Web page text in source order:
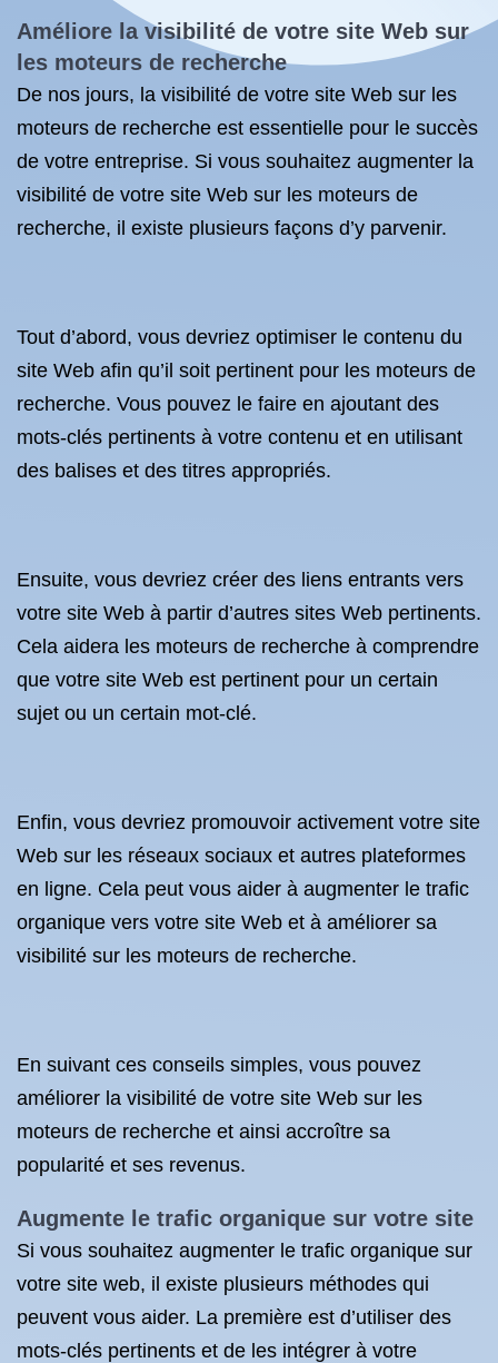
Améliore la visibilité de votre site Web sur
les moteurs de recherche
De nos jours, la visibilité de votre site Web sur les
moteurs de recherche est essentielle pour le succès
de votre entreprise. Si vous souhaitez augmenter la
visibilité de votre site Web sur les moteurs de
recherche, il existe plusieurs façons d’y parvenir.
Tout d’abord, vous devriez optimiser le contenu du
site Web afin qu’il soit pertinent pour les moteurs de
recherche. Vous pouvez le faire en ajoutant des
mots-clés pertinents à votre contenu et en utilisant
des balises et des titres appropriés.
Ensuite, vous devriez créer des liens entrants vers
votre site Web à partir d’autres sites Web pertinents.
Cela aidera les moteurs de recherche à comprendre
que votre site Web est pertinent pour un certain
sujet ou un certain mot-clé.
Enfin, vous devriez promouvoir activement votre site
Web sur les réseaux sociaux et autres plateformes
en ligne. Cela peut vous aider à augmenter le trafic
organique vers votre site Web et à améliorer sa
visibilité sur les moteurs de recherche.
En suivant ces conseils simples, vous pouvez
améliorer la visibilité de votre site Web sur les
moteurs de recherche et ainsi accroître sa
popularité et ses revenus.
Augmente le trafic organique sur votre site
Si vous souhaitez augmenter le trafic organique sur
votre site web, il existe plusieurs méthodes qui
peuvent vous aider. La première est d’utiliser des
mots-clés pertinents et de les intégrer à votre